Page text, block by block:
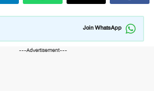
Join WhatsApp
---Advertisement---